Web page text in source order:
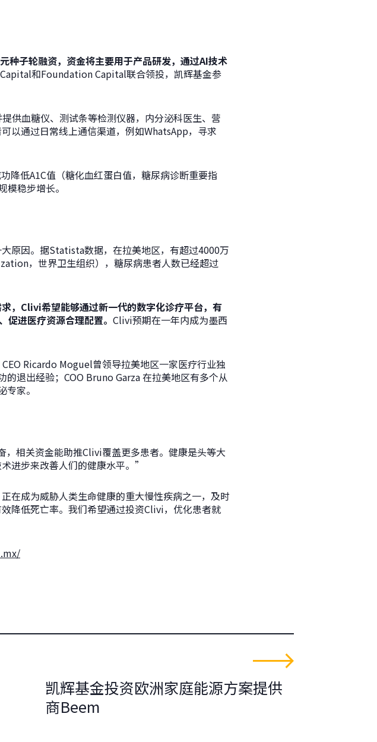
种子轮融资，资金将主要用于产品研发，通过AI技术
和Foundation Capital联合领投，凯辉基金参
供血糖仪、测试条等检测仪器，内分泌科医生、营
以通过日常线上通信渠道，例如WhatsApp，寻求
降低A1C值（糖化血红蛋白值，糖尿病诊断重要指
稳步增长。
原因。据Statista数据，在拉美地区，有超过4000万
，世界卫生组织），糖尿病患者人数已经超过
， Clivi希望能够通过新一代的数字化诊疗平台，有
进医疗资源合理配置。 Clivi预期在一年内成为墨西
Ricardo Moguel曾领导拉美地区一家医疗行业独
退出经验；COO Bruno Garza 在拉美地区有多个从
家。
相关资金能助推Clivi覆盖更多患者。健康是头等大
进步来改善人们的健康水平。”
在成为威胁人类生命健康的重大慢性疾病之一，及时
降低死亡率。我们希望通过投资Clivi，优化患者就
凯辉基金投资欧洲家庭能源方案提供
商Beem